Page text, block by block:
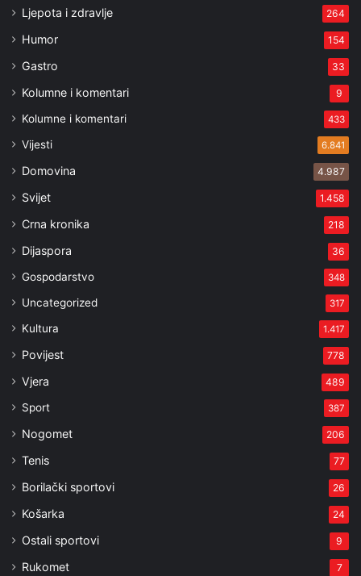
Ljepota i zdravlje 264
Humor 154
Gastro 33
Kolumne i komentari 9
Kolumne i komentari 433
Vijesti 6.841
Domovina 4.987
Svijet 1.458
Crna kronika 218
Dijaspora 36
Gospodarstvo 348
Uncategorized 317
Kultura 1.417
Povijest 778
Vjera 489
Sport 387
Nogomet 206
Tenis 77
Borilački sportovi 26
Košarka 24
Ostali sportovi 9
Rukomet 7